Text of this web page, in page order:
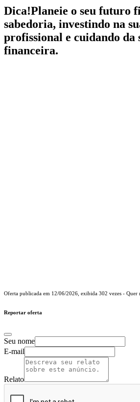
Dica!Planeie o seu futuro
sabedoria, investindo na
profissional e cuidando da
financeira.
Oferta publicada em 12/06/2026 , exibida 302 vezes - Quer
Reportar oferta
Seu nome
E-mail
Relato